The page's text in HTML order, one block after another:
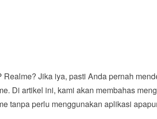
Jika iya, pasti Anda pernah
Di artikel ini, kami akan membahas
tanpa perlu menggunakan aplikasi